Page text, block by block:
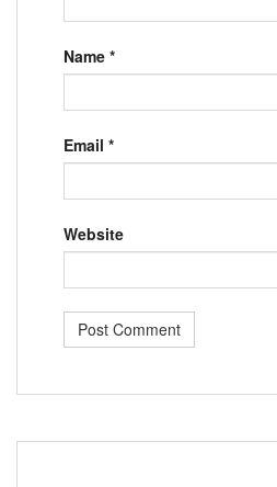
Name *
Email *
Website